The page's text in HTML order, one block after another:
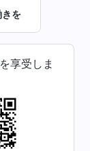
きを
享受しま